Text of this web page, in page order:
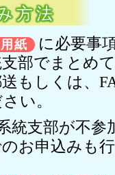
方法
紙
に必要事
部でまとめ
もしくは、
い。
統支部が不参
お申込みも